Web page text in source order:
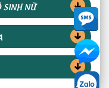
SINH NỮ